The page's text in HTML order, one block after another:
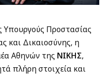
Προστασίας
και Δικαιοσύνης, η
Αθηνών της ΝΙΚΗΣ,
πλήρη στοιχεία και